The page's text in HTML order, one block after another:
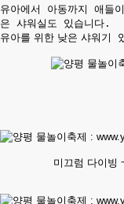
유아에서 아동까지 애들
은 샤워실도 있습니다.
유아를 위한 낮은 샤워기
미끄럼 다이빙